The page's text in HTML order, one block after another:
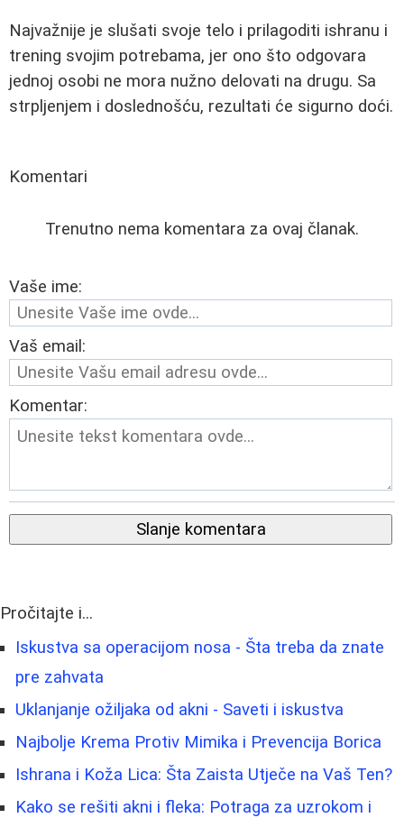
Najvažnije je slušati svoje telo i prilagoditi ishranu i
trening svojim potrebama, jer ono što odgovara
jednoj osobi ne mora nužno delovati na drugu. Sa
strpljenjem i doslednošću, rezultati će sigurno doći.
Komentari
Trenutno nema komentara za ovaj članak.
Vaše ime:
Vaš email:
Komentar:
Slanje komentara
Pročitajte i...
Iskustva sa operacijom nosa - Šta treba da znate
pre zahvata
Uklanjanje ožiljaka od akni - Saveti i iskustva
Najbolje Krema Protiv Mimika i Prevencija Borica
Ishrana i Koža Lica: Šta Zaista Utječe na Vaš Ten?
Kako se rešiti akni i fleka: Potraga za uzrokom i